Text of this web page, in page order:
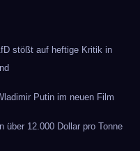
stößt auf heftige Kritik in
Putin im neuen Film
über 12.000 Dollar pro Tonne